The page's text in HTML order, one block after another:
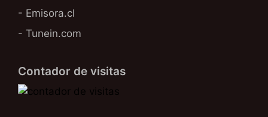
- Emisora.cl
- Tunein.com
Contador de visitas